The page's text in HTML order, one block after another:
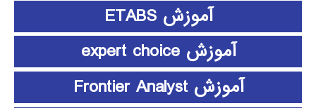
آموزش ETABS
آموزش expert choice
آموزش Frontier Analyst